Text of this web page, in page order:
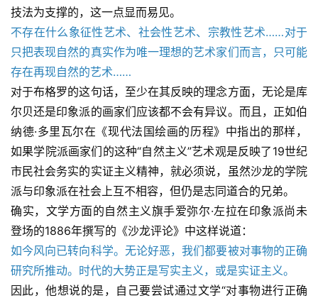
技法为支撑的，这一点显而易见。
不存在什么象征性艺术、社会性艺术、宗教性艺术……对于
只把表现自然的真实作为唯一理想的艺术家们而言，只可能
存在再现自然的艺术……
对于布格罗的这句话，至少在其反映的理念方面，无论是库
尔贝还是印象派的画家们应该都不会有异议。而且，正如伯
纳德·多里瓦尔在《现代法国绘画的历程》中指出的那样，
如果学院派画家们的这种“自然主义”艺术观是反映了19世纪
市民社会务实的实证主义精神，就必须说，虽然沙龙的学院
派与印象派在社会上互不相容，但仍是志同道合的兄弟。
确实，文学方面的自然主义旗手爱弥尔·左拉在印象派尚未
登场的1886年撰写的《沙龙评论》中这样说道：
如今风向已转向科学。无论好恶，我们都要被对事物的正确
研究所推动。时代的大势正是写实主义，或是实证主义。
因此，他想说的是，自己要尝试通过文学“对事物进行正确